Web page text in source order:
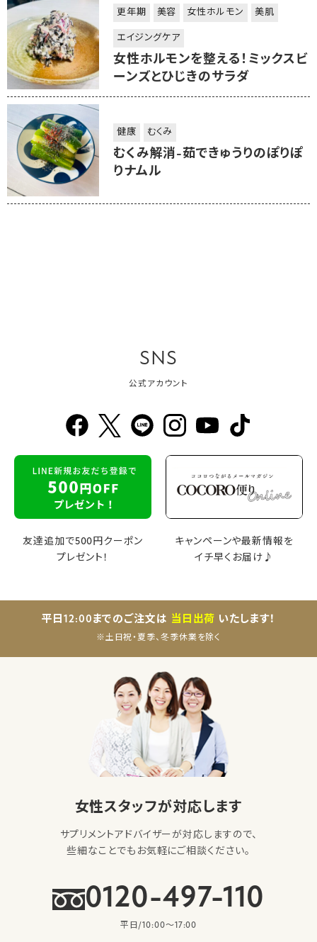
更年期 美容 女性ホルモン 美肌
エイジングケア
女性ホルモンを整える！ミックスビ
ーンズとひじきのサラダ
健康 むくみ
むくみ解消-茹できゅうりのぽりぽ
りナムル
SNS
公式アカウント
友達追加で500円クーポン
プレゼント！
キャンペーンや最新情報を
イチ早くお届け♪
平日12:00までのご注文は 当日出荷 いたします！
※土日祝・夏季、冬季休業を除く
女性スタッフが対応します
サプリメントアドバイザーが対応しますので、
些細なことでもお気軽にご相談ください。
0120-497-110
平日/10:00〜17:00